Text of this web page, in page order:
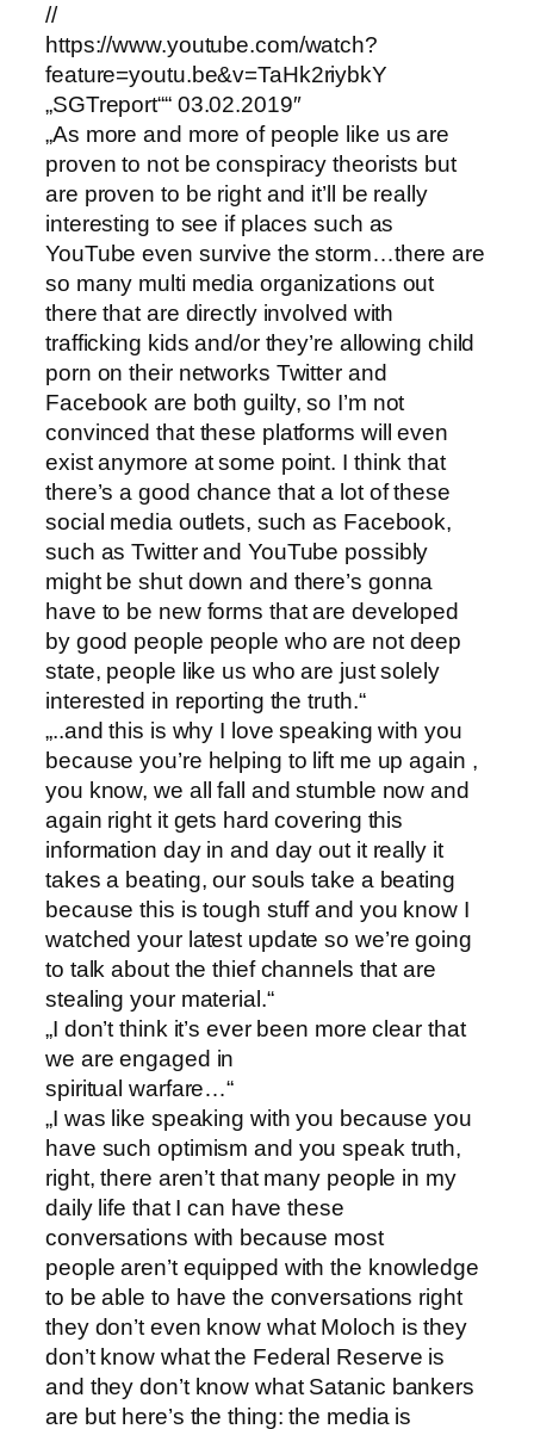
//
https://www.youtube.com/watch?
feature=youtu.be&v=TaHk2riybkY
„SGTreport““ 03.02.2019″
„As more and more of people like us are
proven to not be conspiracy theorists but
are proven to be right and it’ll be really
interesting to see if places such as
YouTube even survive the storm…there are
so many multi media organizations out
there that are directly involved with
trafficking kids and/or they’re allowing child
porn on their networks Twitter and
Facebook are both guilty, so I’m not
convinced that these platforms will even
exist anymore at some point. I think that
there’s a good chance that a lot of these
social media outlets, such as Facebook,
such as Twitter and YouTube possibly
might be shut down and there’s gonna
have to be new forms that are developed
by good people people who are not deep
state, people like us who are just solely
interested in reporting the truth.“
„..and this is why I love speaking with you
because you’re helping to lift me up again ,
you know, we all fall and stumble now and
again right it gets hard covering this
information day in and day out it really it
takes a beating, our souls take a beating
because this is tough stuff and you know I
watched your latest update so we’re going
to talk about the thief channels that are
stealing your material.“
„I don’t think it’s ever been more clear that
we are engaged in
spiritual warfare…“
„I was like speaking with you because you
have such optimism and you speak truth,
right, there aren’t that many people in my
daily life that I can have these
conversations with because most
people aren’t equipped with the knowledge
to be able to have the conversations right
they don’t even know what Moloch is they
don’t know what the Federal Reserve is
and they don’t know what Satanic bankers
are but here’s the thing: the media is